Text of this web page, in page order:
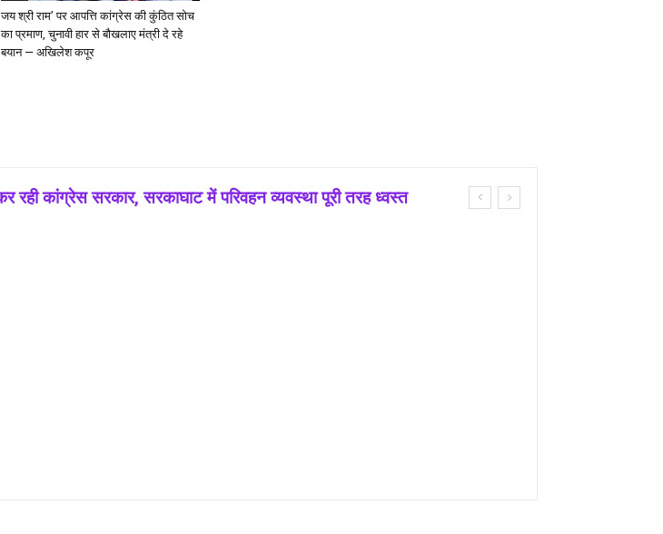
जय श्री राम’ पर आपत्ति कांग्रेस की कुंठित सोच
का प्रमाण, चुनावी हार से बौखलाए मंत्री दे रहे
बयान — अखिलेश कपूर